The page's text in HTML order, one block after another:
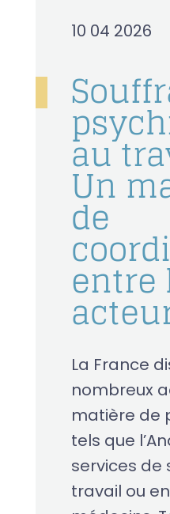
10 04 2026
au
Un
de
entre
La France
nombreux
matière de
tels que
services de
travail ou